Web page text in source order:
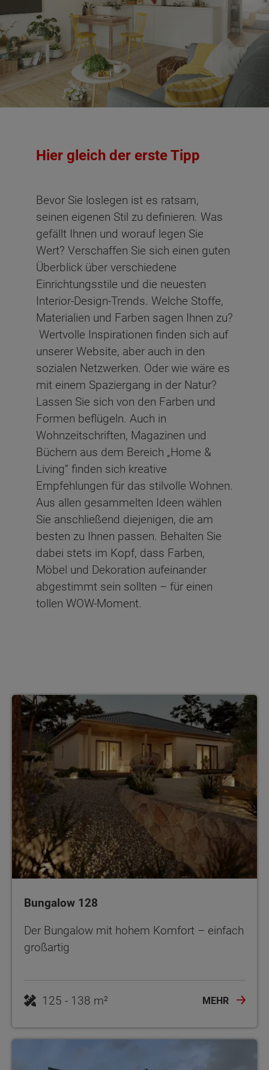
Hier gleich der erste Tipp
Bevor Sie loslegen ist es ratsam,
seinen eigenen Stil zu definieren. Was
gefällt Ihnen und worauf legen Sie
Wert? Verschaffen Sie sich einen guten
Überblick über verschiedene
Einrichtungsstile und die neuesten
Interior-Design-Trends. Welche Stoffe,
Materialien und Farben sagen Ihnen zu?
Wertvolle Inspirationen finden sich auf
unserer Website, aber auch in den
sozialen Netzwerken. Oder wie wäre es
mit einem Spaziergang in der Natur?
Lassen Sie sich von den Farben und
Formen beflügeln. Auch in
Wohnzeitschriften, Magazinen und
Büchern aus dem Bereich „Home &
Living“ finden sich kreative
Empfehlungen für das stilvolle Wohnen.
Aus allen gesammelten Ideen wählen
Sie anschließend diejenigen, die am
besten zu Ihnen passen. Behalten Sie
dabei stets im Kopf, dass Farben,
Möbel und Dekoration aufeinander
abgestimmt sein sollten – für einen
tollen WOW-Moment.
Bungalow 128
Der Bungalow mit hohem Komfort – einfach
großartig
125 - 138 m² MEHR